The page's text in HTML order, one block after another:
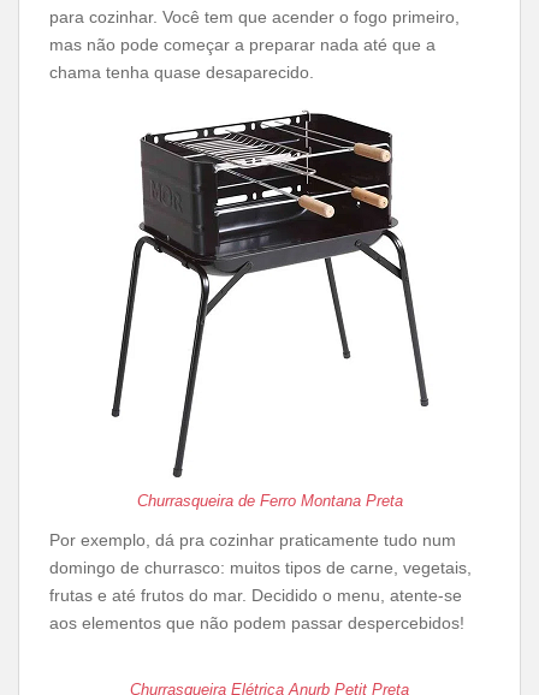
para cozinhar. Você tem que acender o fogo primeiro,
mas não pode começar a preparar nada até que a
chama tenha quase desaparecido.
Churrasqueira de Ferro Montana Preta
Por exemplo, dá pra cozinhar praticamente tudo num
domingo de churrasco: muitos tipos de carne, vegetais,
frutas e até frutos do mar. Decidido o menu, atente-se
aos elementos que não podem passar despercebidos!
Churrasqueira Elétrica Anurb Petit Preta